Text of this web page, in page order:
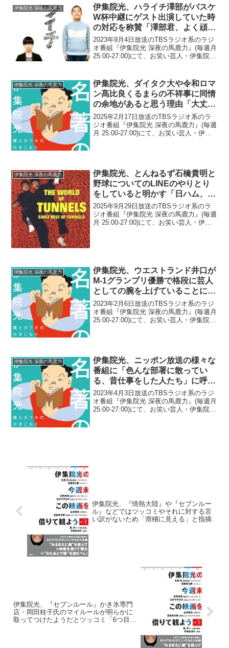
を救うのもタバコというネタについ...
伊集院光 深夜の馬鹿力
伊集院光、ハライチ澤部がバスケ
W杯中継にゲスト出演していた時
の対応を称賛「澤部君、よく頑張
った」
2023年9月4日放送のTBSラジオ系のラジ
オ番組『伊集院光 深夜の馬鹿力』(毎週月
25:00-27:00)にて、お笑い芸人・伊集院光
ていた。伊集院光：今日さ、『ぽか...
伊集院光 深夜の馬鹿力
伊集院光、ダイタク大や令和ロマ
ン髙比良くるまらの不祥事に同情
の余地があると思う理由「大丈夫
ですよってCMとか流れてた
ら…」
2025年2月17日放送のTBSラジオ系のラ
ジオ番組『伊集院光 深夜の馬鹿力』(毎週
月 25:00-27:00)にて、お笑い芸人・伊集
伊集院光 深夜の馬鹿力
伊集院光、とんねるず石橋貴明と
野球についてのLINEのやりとり
をしていると明かす「日ハム、首
の皮一枚残ってんじゃん」
2025年9月29日放送のTBSラジオ系のラ
ジオ番組『伊集院光 深夜の馬鹿力』(毎週
月 25:00-27:00)にて、お笑い芸人・伊集
伊集院光 深夜の馬鹿力
伊集院光、ウエストランド井口が
M-1グランプリ優勝で格段に芸人
としての腕を上げていることに驚
き「格が本人を作るっていうか」
2023年2月6日放送のTBSラジオ系のラジ
オ番組『伊集院光 深夜の馬鹿力』(毎週月
25:00-27:00)にて、お笑い芸人・伊集院光
伊集院光 深夜の馬鹿力
伊集院光、ニッポン放送の様々な
番組に「色んな部署に散ってい
る、昔仕事をした人たち」に呼ば
れる形で出演していると告白「や
たらニッポン放送に出てます
(笑)」
2023年4月3日放送のTBSラジオ系のラジ
オ番組『伊集院光 深夜の馬鹿力』(毎週月
25:00-27:00)にて、お笑い芸人・伊集院光
伊集院光、『情熱大陸』や『セブンルー
ル』などではツッコミやそれに対する言
い訳がないため「滑稽に見える」と指摘
伊集院光、『セブンルール』かき氷専門
店・岡田桂子氏のマイルールが明らかに
取ってつけたようだとツッコミ「6つ目の